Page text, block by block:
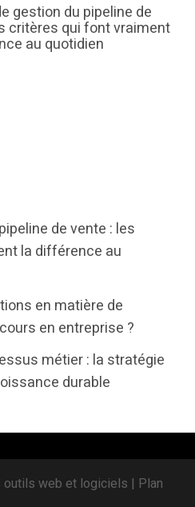
gestion du pipeline de
critères qui font vraiment
au quotidien
de vente : les
la différence au
en matière de
en entreprise ?
métier : la stratégie
durable
outils web et logiciels | Plan